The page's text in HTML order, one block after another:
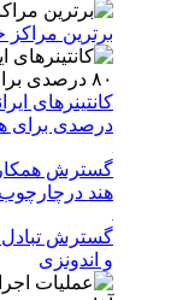
برترین مراکز
درصدی برای
گسترش
هند
گسترش تبادل
و اندونزی